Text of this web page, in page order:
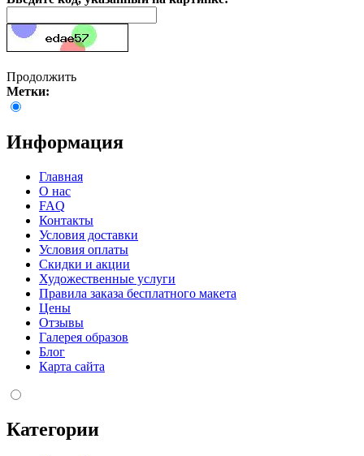
Продолжить
Метки:
Информация
Главная
О нас
FAQ
Контакты
Условия доставки
Условия оплаты
Скидки и акции
Художественные услуги
Правила заказа бесплатного макета
Цены
Отзывы
Галерея образов
Блог
Карта сайта
Категории